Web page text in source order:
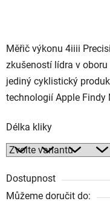
Měřič výkonu 4iiii
zkušeností lídra v
jediný cyklistický
technologií Apple Findy
Délka kliky
Dostupnost
Můžeme doručit do: